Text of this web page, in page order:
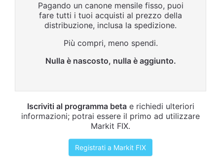
Pagando un canone mensile fisso, puoi
fare tutti i tuoi acquisti al prezzo della
distribuzione, inclusa la spedizione.
Più compri, meno spendi.
Nulla è nascosto, nulla è aggiunto.
Iscriviti al programma betae richiedi ulteriori
informazioni; potrai essere il primo ad utilizzare
Markit FIX.
Registrati a Markit FIX